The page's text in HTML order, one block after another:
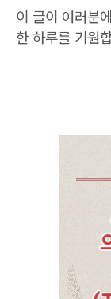
이 글이 여러분
한 하루를 기원